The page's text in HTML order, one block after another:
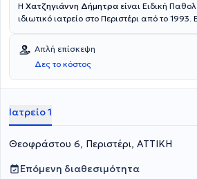
Η Χατζηγιάννη Δήμητρα είναι Ειδική
ιδιωτικό ιατρείο στο Περιστέρι από το 1993.
Αθηνών και ειδικεύτηκε στην Α’
Νοσοκομείου Αθηνών “Λαϊκό”. Στη συνέχεια,
Γαστρεντερολογική κλινική του
“Louvain” στις Βρυξέλλες. Εξειδικεύεται
υπέρταση. Τέλος, έχει παρακολουθήσει
θέματα που αφορούν τον Σακχαρώδη
αναπτύσσετε ως επαγγελματίας.
Απλή επίσκεψη
Δες το κόστος
Ιατρείο 1
Θεοφράστου 6, Περιστέρι, ΑΤΤΙΚΗ
Επόμενη διαθεσιμότητα